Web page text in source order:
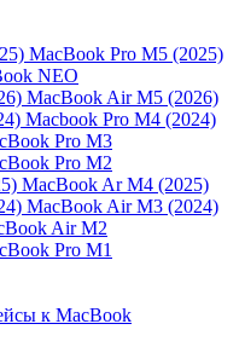
MacBook Pro M5 (2025)
NEO
MacBook Air M5 (2026)
Macbook Pro M4 (2024)
Pro M3
Pro M2
MacBook Ar M4 (2025)
MacBook Air M3 (2024)
Air M2
Pro M1
к MacBook